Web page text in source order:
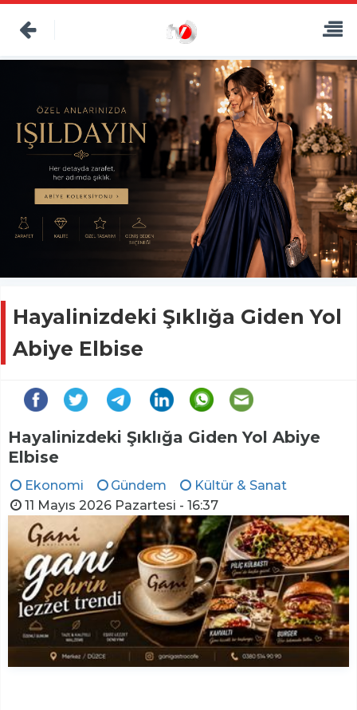
Hayalinizdeki Şıklığa Giden Yol
Abiye Elbise
Hayalinizdeki Şıklığa Giden Yol Abiye
Elbise
Ekonomi Gündem
Kültür & Sanat
11 Mayıs 2026 Pazartesi - 16:37